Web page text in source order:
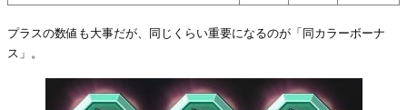
プラスの数値も大事だが、同じくらい重要になるのが「同カラーボーナ
ス」。